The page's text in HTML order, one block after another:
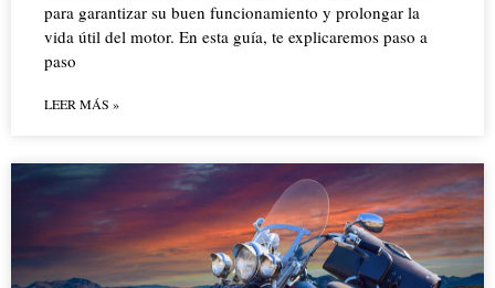
para garantizar su buen funcionamiento y prolongar la
vida útil del motor. En esta guía, te explicaremos paso a
paso
LEER MÁS »